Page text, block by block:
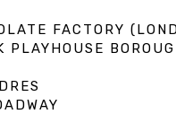
FACTORY